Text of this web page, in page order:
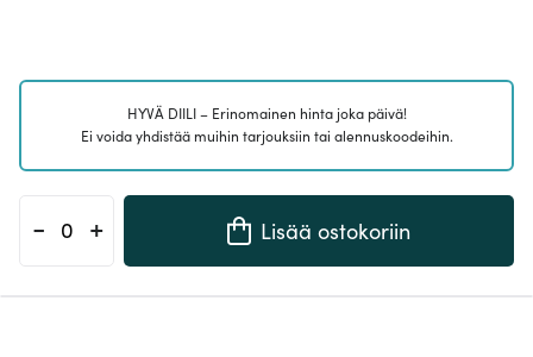
HYVÄ DIILI – Erinomainen hinta joka päivä!
Ei voida yhdistää muihin tarjouksiin tai alennuskoodeihin.
- + Lisää ostokoriin